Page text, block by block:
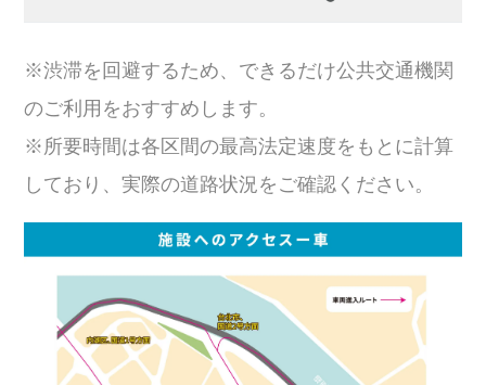
※渋滞を回避するため、できるだけ公共交通機関
のご利用をおすすめします。
※所要時間は各区間の最高法定速度をもとに計算
しており、実際の道路状況をご確認ください。